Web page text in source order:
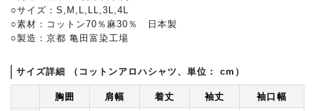
○サイズ：S,M,L,LL,3L,4L
○素材：コットン70％麻30％ 日本製
○製造：京都 亀田富染工場
サイズ詳細 （コットンアロハシャツ、単位： cm）
胸囲 肩幅 着丈 袖丈 袖口幅